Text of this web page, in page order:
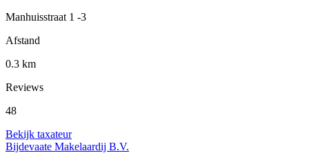
Manhuisstraat 1 -3
Afstand
0.3 km
Reviews
48
Bekijk taxateur
Bijdevaate Makelaardij B.V.